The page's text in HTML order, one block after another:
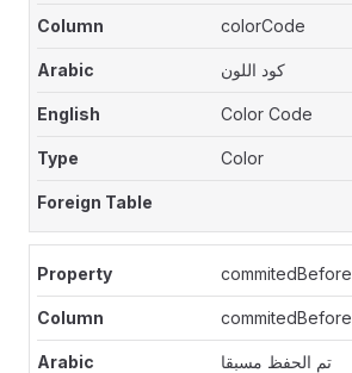
colorCode
كود اللون
Color Code
Color
commitedBefore
commitedBefore
تم الحفظ مسبقا